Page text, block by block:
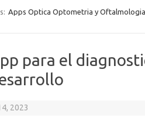
Apps Optica Optometria y Oftalmologia
para el
2023